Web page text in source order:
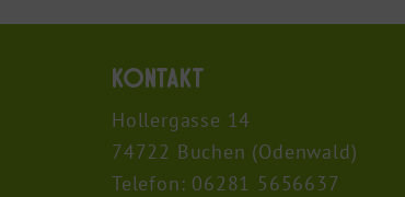
Kontakt
Hollergasse 14
74722 Buchen (Odenwald)
Telefon: 06281 5656637